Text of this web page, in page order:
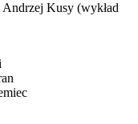
Kusy (wykład